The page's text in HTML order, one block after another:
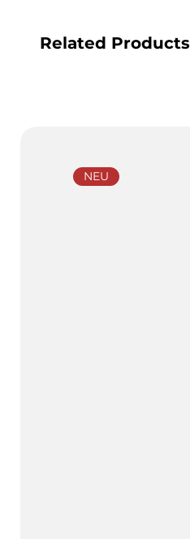
Related Products
NEU